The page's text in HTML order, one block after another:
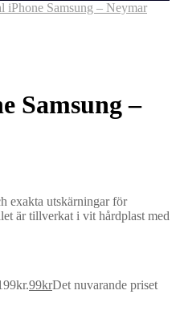
iPhone Samsung – Neymar
Samsung –
exakta utskärningar för
är tillverkat i vit hårdplast med
99krDet nuvarande priset